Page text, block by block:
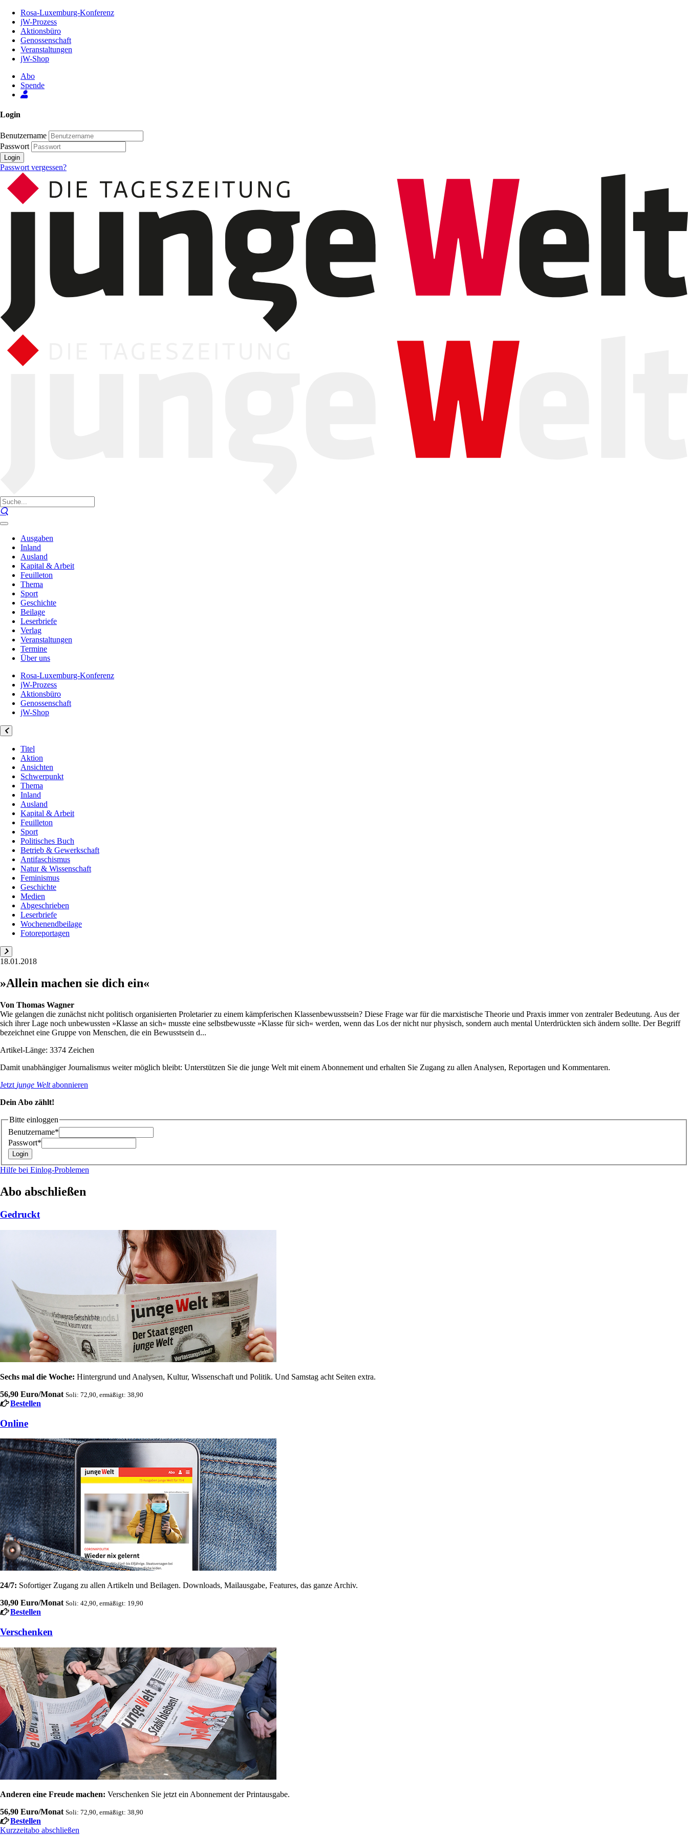
Inhalt
Seite
Rosa-Luxemburg-Konferenz
jW-Prozess
Aktionsbüro
Genossenschaft
Veranstaltungen
jW-Shop
Abo
Spende
Login
Benutzername
Passwort
Login
Passwort vergessen?
Ausgaben
Inland
Ausland
Kapital & Arbeit
Feuilleton
Thema
Sport
Geschichte
Beilage
Leserbriefe
Verlag
Veranstaltungen
Termine
Über uns
Rosa-Luxemburg-Konferenz
jW-Prozess
Aktionsbüro
Genossenschaft
jW-Shop
Titel
Aktion
Ansichten
Schwerpunkt
Thema
Inland
Ausland
Kapital & Arbeit
Feuilleton
Sport
Politisches Buch
Betrieb & Gewerkschaft
Antifaschismus
Natur & Wissenschaft
Feminismus
Geschichte
Medien
Abgeschrieben
Leserbriefe
Wochenendbeilage
Fotoreportagen
18.01.2018
»Allein machen sie dich ein«
Von Thomas Wagner
Wie gelangen die zunächst nicht politisch organisierten Proletarier zu einem kämpferischen Klassenbewusstsein? Diese Frage war für die marxistische Theorie und Praxis immer von zentraler Bedeutung. Aus der
sich ihrer Lage noch unbewussten »Klasse an sich« musste eine selbstbewusste »Klasse für sich« werden, wenn das Los der nicht nur physisch, sondern auch mental Unterdrückten sich ändern sollte. Der Begriff
bezeichnet eine Gruppe von Menschen, die ein Bewusstsein d...
Artikel-Länge: 3374 Zeichen
Damit unabhängiger Journalismus weiter möglich bleibt: Unterstützen Sie die junge Welt mit einem Abonnement und erhalten Sie Zugang zu allen Analysen, Reportagen und Kommentaren.
Jetzt junge Weltabonnieren
Dein Abo zählt!
Bitte einloggen
Benutzername*
Passwort*
Hilfe bei Einlog-Problemen
Abo abschließen
Gedruckt
Sechs mal die Woche: Hintergrund und Analysen, Kultur, Wissenschaft und Politik. Und Samstag acht Seiten extra.
56,90 Euro/Monat Soli: 72,90, ermäßigt: 38,90
Bestellen
Online
24/7: Sofortiger Zugang zu allen Artikeln und Beilagen. Downloads, Mailausgabe, Features, das ganze Archiv.
30,90 Euro/Monat Soli: 42,90, ermäßigt: 19,90
Bestellen
Verschenken
Anderen eine Freude machen: Verschenken Sie jetzt ein Abonnement der Printausgabe.
56,90 Euro/Monat Soli: 72,90, ermäßigt: 38,90
Bestellen
Kurzzeitabo abschließen